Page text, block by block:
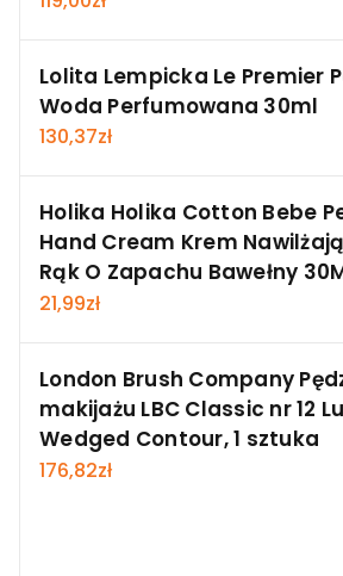
Lolita Lempicka Le Premier
Woda Perfumowana 30ml
130,37zł
Holika Holika Cotton Bebe
Hand Cream Krem
Rąk O Zapachu Bawełny
21,99zł
London Brush Company
makijażu LBC Classic nr 12
Wedged Contour, 1 sztuka
176,82zł